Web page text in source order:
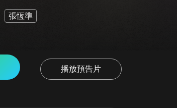
張恆準
播放預告片